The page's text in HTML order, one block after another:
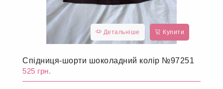
Детальніше Купити
Спідниця-шорти шоколадний колір №97251
525 грн.